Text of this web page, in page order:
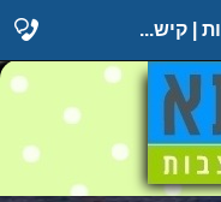
| קיש...